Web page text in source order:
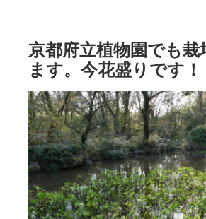
京都府立植物園でも
ます。今花盛りです！